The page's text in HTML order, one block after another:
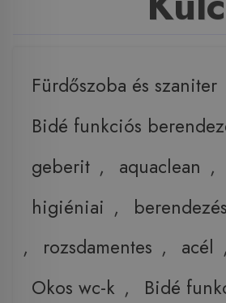
Fürdőszoba és szaniter
Bidé funkciós
geberit , aquaclean ,
higiéniai , berendezés
,
rozsdamentes , acél ,
Okos wc-k , Bidé